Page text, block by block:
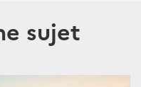
sujet